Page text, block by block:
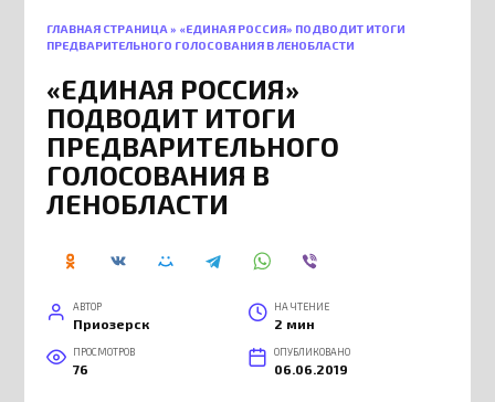
ГЛАВНАЯ СТРАНИЦА » «ЕДИНАЯ РОССИЯ» ПОДВОДИТ ИТОГИ
ПРЕДВАРИТЕЛЬНОГО ГОЛОСОВАНИЯ В ЛЕНОБЛАСТИ
«ЕДИНАЯ РОССИЯ»
ПОДВОДИТ ИТОГИ
ПРЕДВАРИТЕЛЬНОГО
ГОЛОСОВАНИЯ В
ЛЕНОБЛАСТИ
АВТОР
Приозерск
НА ЧТЕНИЕ
2 мин
ПРОСМОТРОВ
76
ОПУБЛИКОВАНО
06.06.2019